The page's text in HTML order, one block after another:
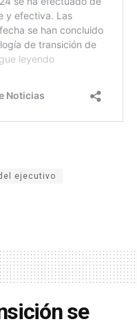
ejecutivo
se